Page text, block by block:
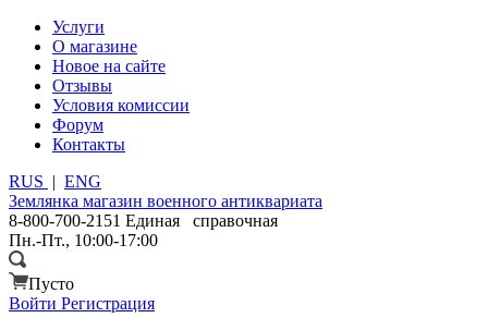
Услуги
О магазине
Новое на сайте
Отзывы
Условия комиссии
Форум
Контакты
RUS | ENG
Землянка магазин военного антиквариата
8-800-700-2151 Единая справочная
Пн.-Пт., 10:00-17:00
Пусто
Войти Регистрация